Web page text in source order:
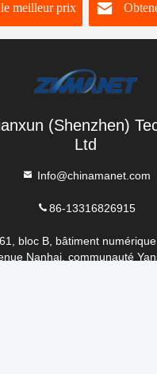
meilleur prix
(Shenzhen)
Ltd
Info@chinamanet.com
86-13316826915
bloc B, bâtiment
Nanhai, communauté